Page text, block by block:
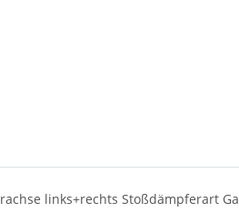
links+rechts Stoßdämpferart